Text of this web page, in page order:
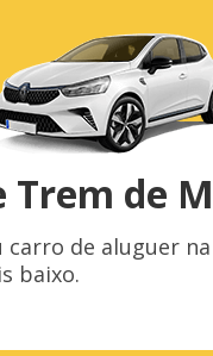
Trem de
de aluguer
baixo.